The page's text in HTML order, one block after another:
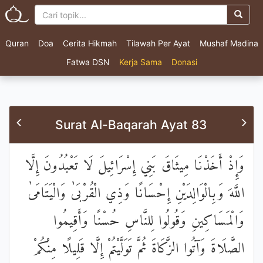
Quran Doa Cerita Hikmah Tilawah Per Ayat
Mushaf Madina
Fatwa DSN
Kerja Sama Donasi
Surat Al-Baqarah Ayat 83
وَإِذْ أَخَذْنَا مِيثَاقَ بَنِي إِسْرَائِيلَ لَا تَعْبُدُونَ إِلَّا
اللَّهَ وَبِالْوَالِدَيْنِ إِحْسَانًا وَذِي الْقُرْبَىٰ وَالْيَتَامَىٰ
وَالْمَسَاكِينِ وَقُولُوا لِلنَّاسِ حُسْنًا وَأَقِيمُوا
الصَّلَاةَ وَآتُوا الزَّكَاةَ ثُمَّ تَوَلَّيْتُمْ إِلَّا قَلِيلًا مِنْكُمْ